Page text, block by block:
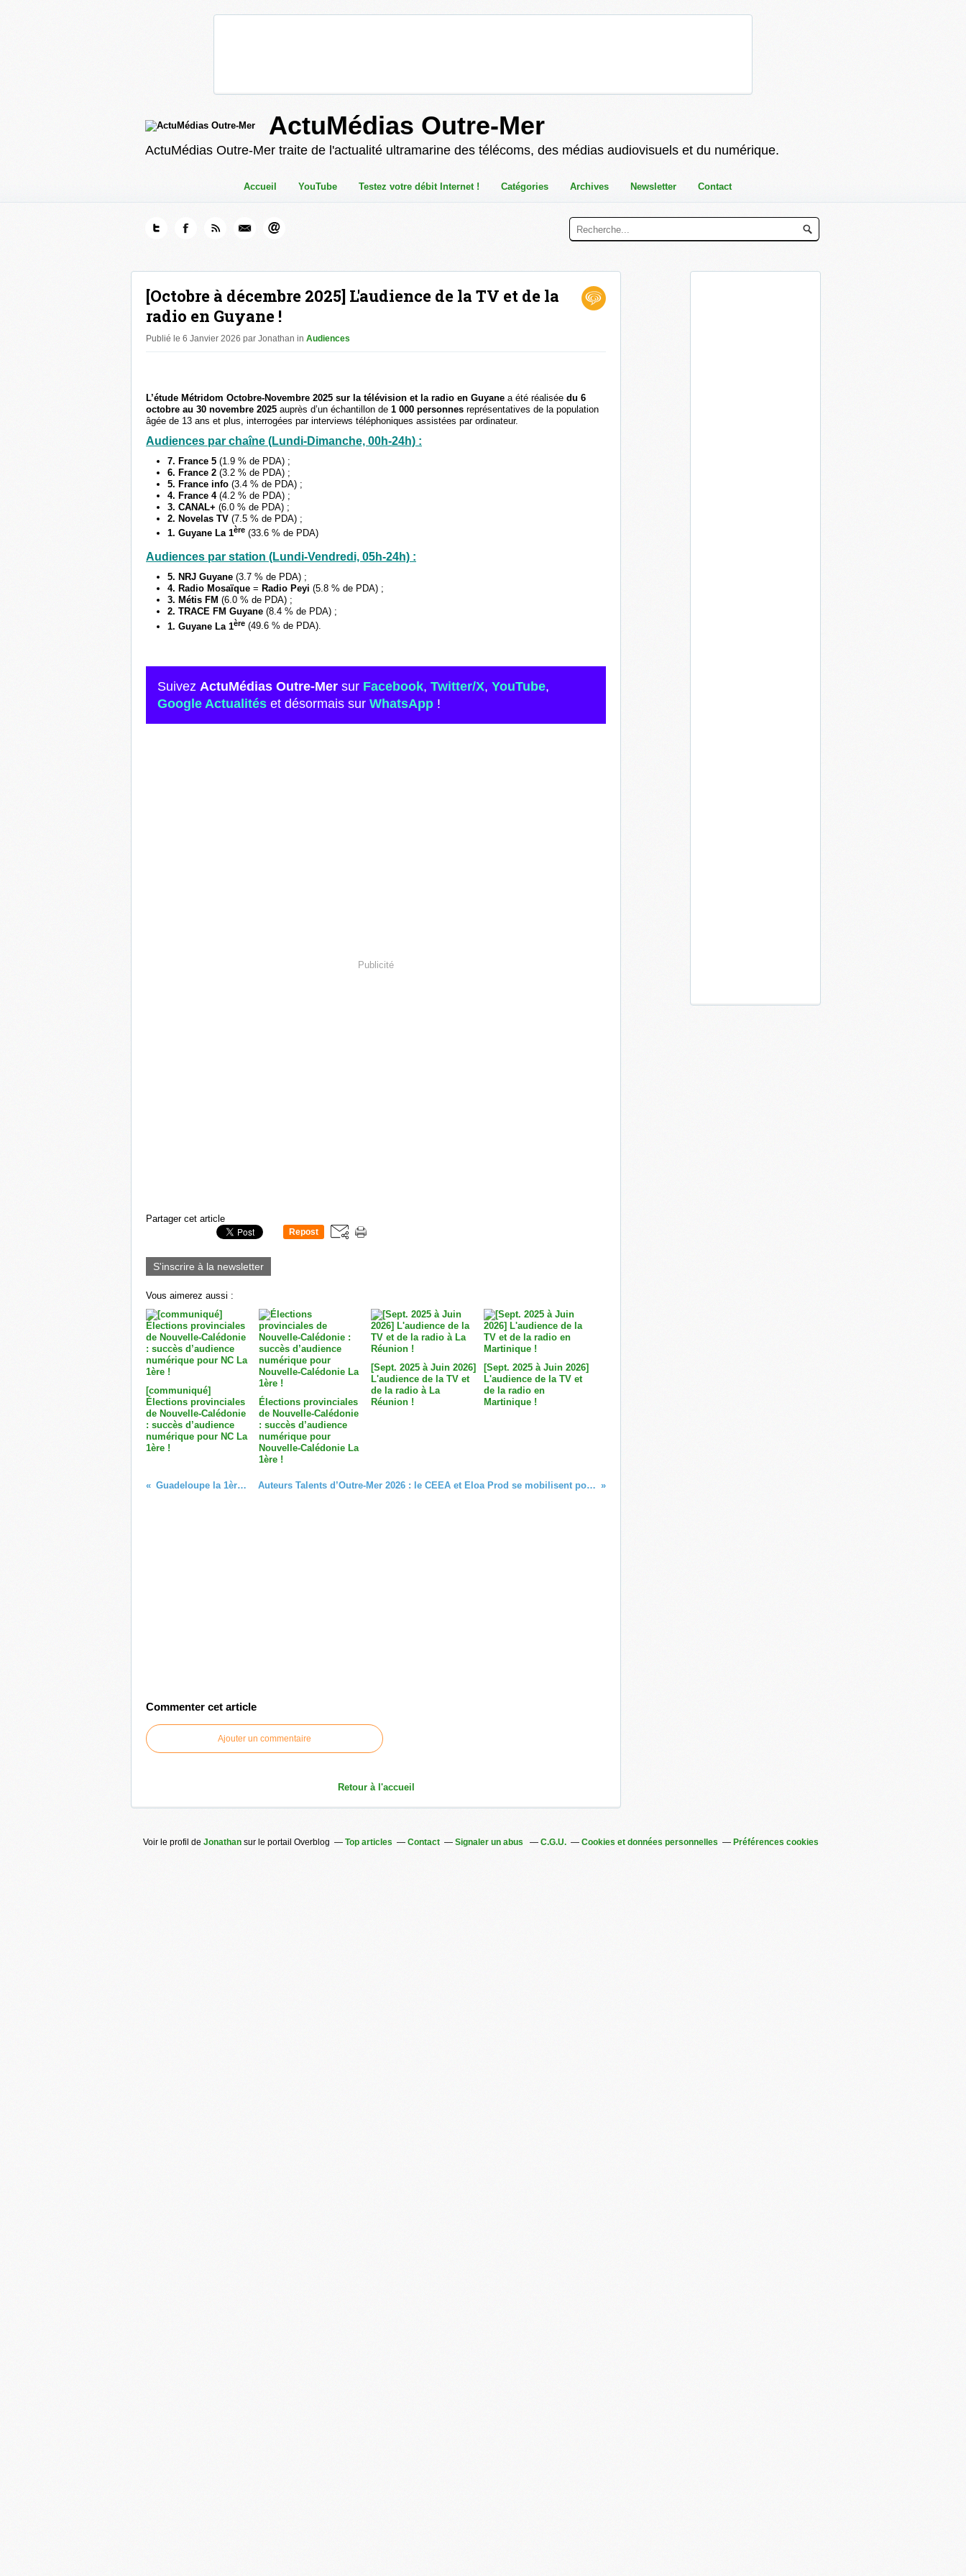
ActuMédias Outre-Mer
ActuMédias Outre-Mer traite de l'actualité ultramarine des télécoms, des médias audiovisuels et du numérique.
Accueil YouTube Testez votre débit Internet ! Catégories Archives Newsletter Contact
[Octobre à décembre 2025] L'audience de la TV et de la
radio en Guyane !
Publié le 6 Janvier 2026 par Jonathan in Audiences
L’étude Métridom Octobre-Novembre 2025 sur la télévision et la radio en Guyane a été réalisée du 6
octobre au 30 novembre 2025 auprès d’un échantillon de 1 000 personnes représentatives de la population
âgée de 13 ans et plus, interrogées par interviews téléphoniques assistées par ordinateur.
Audiences par chaîne (Lundi-Dimanche, 00h-24h) :
7. France 5 (1.9 % de PDA) ;
6. France 2 (3.2 % de PDA) ;
5. France info (3.4 % de PDA) ;
4. France 4 (4.2 % de PDA) ;
3. CANAL+ (6.0 % de PDA) ;
2. Novelas TV (7.5 % de PDA) ;
1. Guyane La 1ère (33.6 % de PDA)
Audiences par station (Lundi-Vendredi, 05h-24h) :
5. NRJ Guyane (3.7 % de PDA) ;
4. Radio Mosaïque = Radio Peyi (5.8 % de PDA) ;
3. Métis FM (6.0 % de PDA) ;
2. TRACE FM Guyane (8.4 % de PDA) ;
1. Guyane La 1ère (49.6 % de PDA).
Suivez ActuMédias Outre-Mer sur Facebook, Twitter/X, YouTube,
Google Actualités et désormais sur WhatsApp !
Publicité
Partager cet article
Repost
S'inscrire à la newsletter
Vous aimerez aussi :
[communiqué]
Élections provinciales
de Nouvelle-Calédonie
: succès d’audience
numérique pour NC La
1ère !
Élections provinciales
de Nouvelle-Calédonie
: succès d’audience
numérique pour
Nouvelle-Calédonie La
1ère !
[Sept. 2025 à Juin 2026]
L'audience de la TV et
de la radio à La
Réunion !
[Sept. 2025 à Juin 2026]
L'audience de la TV et
de la radio en
Martinique !
Guadeloupe la 1ère la radio évolue ! Auteurs Talents d’Outre-Mer 2026 : le CEEA et Eloa Prod se mobilisent pour l’émergence de nouveaux scénaristes ultramarins !
Commenter cet article
Ajouter un commentaire
Retour à l'accueil
Voir le profil de Jonathan sur le portail Overblog Top articles Contact Signaler un abus C.G.U. Cookies et données personnelles Préférences cookies